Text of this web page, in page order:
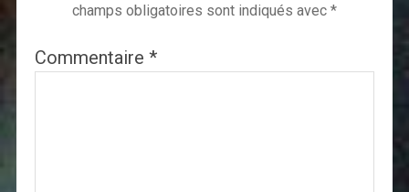
champs obligatoires sont indiqués avec *
Commentaire *